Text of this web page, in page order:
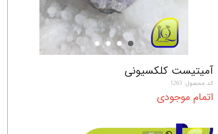
آمیتیست کلکسیونی
کد محصول: 1263
اتمام موجودی